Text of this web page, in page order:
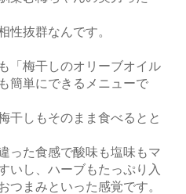
性抜群なんです。
「梅干しのオリーブオイル
簡単にできるメニューで
干しもそのまま食べるとと
った食感で酸味も塩味もマ
いし、ハーブもたっぷり入
つまみといった感覚です。